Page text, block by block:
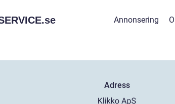
se Annonsering
Adress